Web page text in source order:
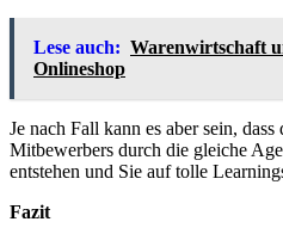
Lese auch: Warenwirtschaft
Onlineshop
Je nach Fall kann es aber sein,
Mitbewerbers durch die gleiche
entstehen und Sie auf tolle
Fazit